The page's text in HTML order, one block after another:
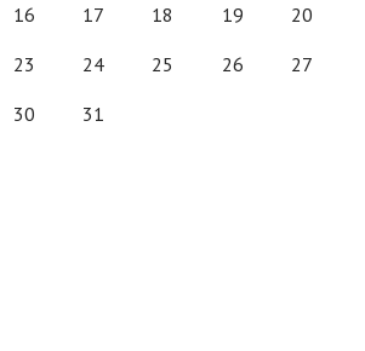
16 17 18 19 20
23 24 25 26 27
30 31